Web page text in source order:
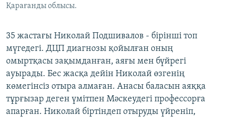
Қарағанды облысы.
35 жастағы Николай Подшивалов - бірінші топ
мүгедегі. ДЦП диагнозы қойылған оның
омыртқасы зақымданған, аяғы мен бүйрегі
ауырады. Бес жасқа дейін Николай өзгенің
көмегінсіз отыра алмаған. Анасы баласын аяққа
тұрғызар деген үмітпен Мәскеудегі профессорға
апарған. Николай біртіндеп отыруды үйреніп,